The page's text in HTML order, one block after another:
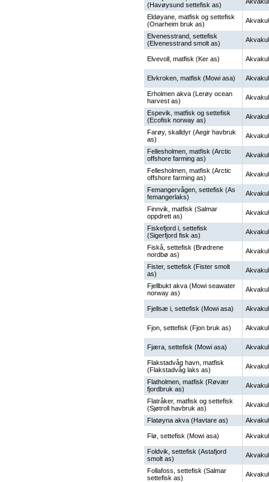
(Havøysund settefisk as)
Eldøyane, matfisk og settefisk
(Onarheim bruk as)
Elvenesstrand, settefisk
(Elvenesstrand smolt as)
Elvevoll, matfisk (Ker as)
Elvkroken, matfisk (Mowi asa)
Erholmen akva (Lerøy ocean
harvest as)
Espevik, matfisk og settefisk
(Ecofisk norway as)
Farøy, skalldyr (Aegir havbruk
as)
Fellesholmen, matfisk (Arctic
offshore farming as)
Fellesholmen, matfisk (Arctic
offshore farming as)
Femangervågen, settefisk (As
femangerlaks)
Finnvik, matfisk (Salmar
oppdrett as)
Fiskefjord i, settefisk
(Sigerfjord fisk as)
Fiskå, settefisk (Brødrene
nordbø as)
Fister, settefisk (Fister smolt
as)
Fjellbukt akva (Mowi seawater
norway as)
Fjellsæ i, settefisk (Mowi asa)
Fjon, settefisk (Fjon bruk as)
Fjæra, settefisk (Mowi asa)
Flakstadvåg havn, matfisk
(Flakstadvåg laks as)
Flatholmen, matfisk (Røvær
fjordbruk as)
Flatråker, matfisk og settefisk
(Sjøtroll havbruk as)
Flatøyna akva (Havtare as)
Flø, settefisk (Mowi asa)
Foldvik, settefisk (Astafjord
smolt as)
Follafoss, settefisk (Salmar
settefisk as)